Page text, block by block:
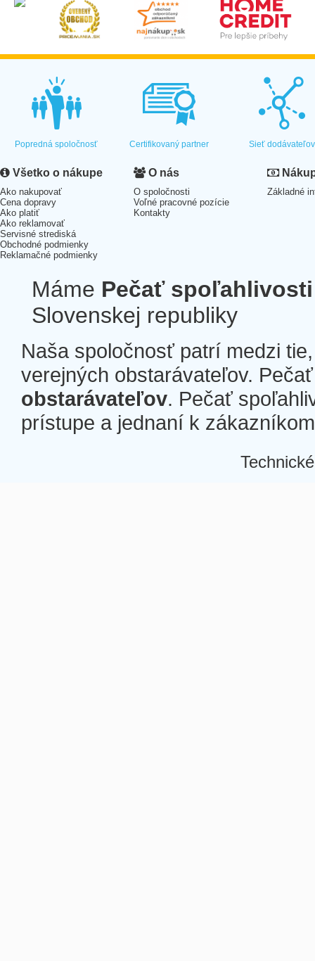
Popredná spoločnosť Certifikovaný partner Sieť dodávateľov
Všetko o nákupe
Ako nakupovať
Cena dopravy
Ako platiť
Ako reklamovať
Servisné strediská
Obchodné podmienky
Reklamačné podmienky
O nás
O spoločnosti
Voľné pracovné pozície
Kontakty
Základné
Máme Pečať spoľahlivosti
Slovenskej republiky
Naša spoločnosť patrí medzi
verejných obstarávateľov.
obstarávateľov. Pečať
prístupe a jednaní k